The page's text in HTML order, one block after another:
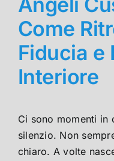
Come
Fiducia e
Interiore
Ci sono momenti in
silenzio. Non
chiaro. A volte